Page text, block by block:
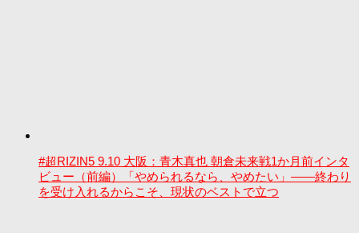
#超RIZIN5 9.10 大阪：青木真也 朝倉未来戦1か月前インタ
ビュー（前編）「やめられるなら、やめたい」――終わり
を受け入れるからこそ、現状のベストで立つ